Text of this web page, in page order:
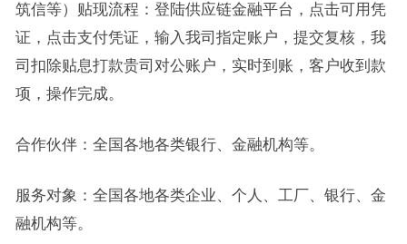
筑信等）贴现流程：登陆供应链金融平台，点击可用凭
证，点击支付凭证，输入我司指定账户，提交复核，我
司扣除贴息打款贵司对公账户，实时到账，客户收到款
项，操作完成。
合作伙伴：全国各地各类银行、金融机构等。
服务对象：全国各地各类企业、个人、工厂、银行、金
融机构等。